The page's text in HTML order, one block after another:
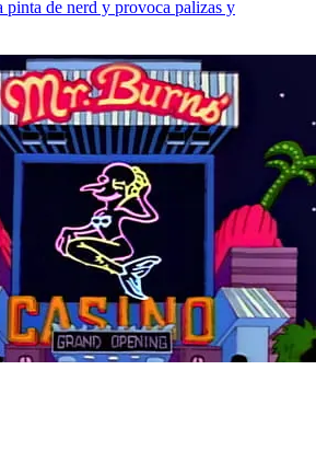
pinta de nerd y provoca palizas y